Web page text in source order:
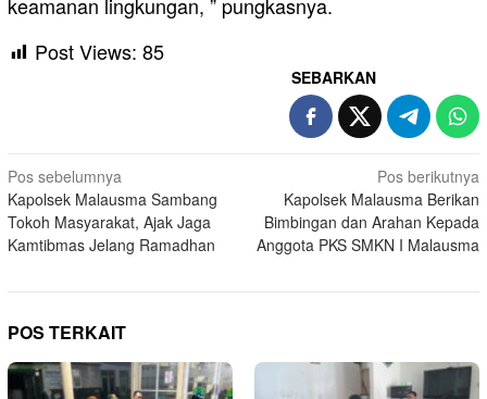
Post Views: 85
SEBARKAN
Navigasi
pos
Pos sebelumnya
Kapolsek Malausma Sambang
Tokoh Masyarakat, Ajak Jaga
Kamtibmas Jelang Ramadhan
Pos berikutnya
Kapolsek Malausma Berikan
Bimbingan dan Arahan Kepada
Anggota PKS SMKN I Malausma
POS TERKAIT